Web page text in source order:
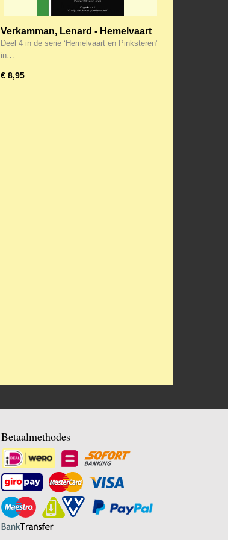
Verkamman, Lenard - Hemelvaart
en Pinksteren (deel 4) Klavar
Deel 4 in de serie ‘Hemelvaart en Pinksteren’
in…
€ 8,95
Betaalmethodes